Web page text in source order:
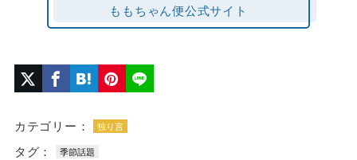
ももちゃん便公式サイト
カテゴリー： 独り言
タグ： 季節話題